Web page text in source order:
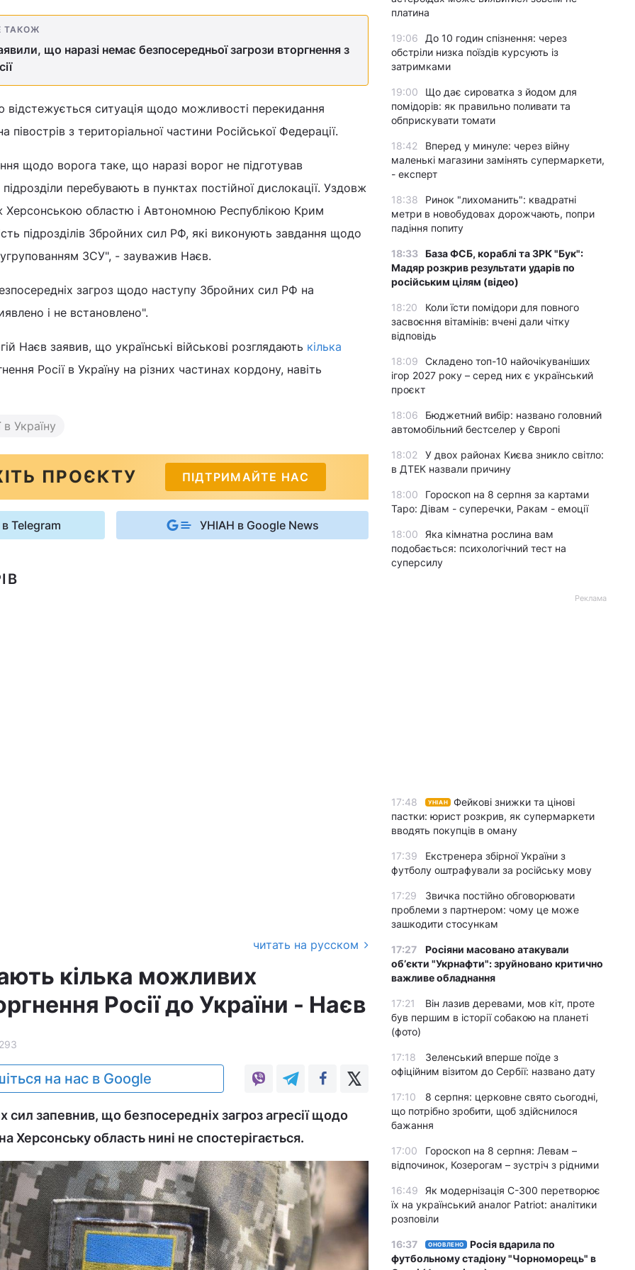
ТАКОЖ
що наразі немає безпосередньої загрози вторгнення з
відстежується ситуація щодо можливості перекидання
півострів з територіальної частини Російської Федерації.
щодо ворога таке, що наразі ворог не підготував
перебувають в пунктах постійної дислокації. Уздовж
Херсонською областю і Автономною Республікою Крим
підрозділів Збройних сил РФ, які виконують завдання щодо
ЗСУ", - зауважив Наєв.
загроз щодо наступу Збройних сил РФ на
і не встановлено".
Наєв заявив, що українські військові розглядають кілька
Росії в Україну на різних частинах кордону, навіть
в Україну
ПРОЄКТУ ПІДТРИМАЙТЕ НАС
Telegram УНІАН в Google News
читать на русском
кілька можливих
Росії до України - Наєв
на нас в Google
запевнив, що безпосередніх загроз агресії щодо
Херсонську область нині не спостерігається.
платина
19:06
До 10 годин спізнення: через
обстріли низка поїздів курсують із
затримками
19:00
Що дає сироватка з йодом для
помідорів: як правильно поливати та
обприскувати томати
18:42
Вперед у минуле: через війну
маленькі магазини замінять супермаркети,
- експерт
18:38
Ринок "лихоманить": квадратні
метри в новобудовах дорожчають, попри
падіння попиту
18:33 База ФСБ, кораблі та ЗРК "Бук":
Мадяр розкрив результати ударів по
російським цілям (відео)
18:20
Коли їсти помідори для повного
засвоєння вітамінів: вчені дали чітку
відповідь
18:09
Складено топ-10 найочікуваніших
ігор 2027 року – серед них є український
проєкт
18:06
Бюджетний вибір: названо головний
автомобільний бестселер у Європі
18:02
У двох районах Києва зникло світло:
в ДТЕК назвали причину
18:00
Гороскоп на 8 серпня за картами
Таро: Дівам - суперечки, Ракам - емоції
18:00
Яка кімнатна рослина вам
подобається: психологічний тест на
суперсилу
Реклама
17:48 УНІАН
Фейкові знижки та цінові
пастки: юрист розкрив, як супермаркети
вводять покупців в оману
17:39
Екстренера збірної України з
футболу оштрафували за російську мову
17:29
Звичка постійно обговорювати
проблеми з партнером: чому це може
зашкодити стосункам
17:27
Росіяни масовано атакували
обʼєкти "Укрнафти": зруйновано критично
важливе обладнання
17:21
Він лазив деревами, мов кіт, проте
був першим в історії собакою на планеті
(фото)
17:18
Зеленський вперше поїде з
офіційним візитом до Сербії: названо дату
17:10
8 серпня: церковне свято сьогодні,
що потрібно зробити, щоб здійснилося
бажання
17:00
Гороскоп на 8 серпня: Левам –
відпочинок, Козерогам – зустріч з рідними
16:49
Як модернізація С-300 перетворює
їх на український аналог Patriot: аналітики
розповіли
16:37 ОНОВЛЕНО
Росія вдарила по
футбольному стадіону "Чорноморець" в